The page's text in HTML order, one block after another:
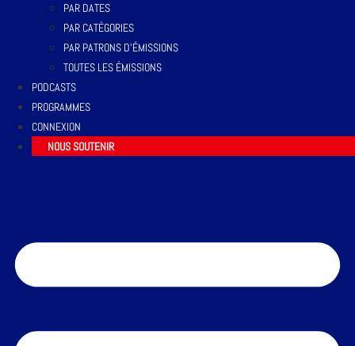
PAR DATES
PAR CATÉGORIES
PAR PATRONS D’ÉMISSIONS
TOUTES LES ÉMISSIONS
PODCASTS
PROGRAMMES
CONNEXION
NOUS SOUTENIR